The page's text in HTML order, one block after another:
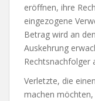
eröffnen, ihre
eingezogene
Betrag wird an
Auskehrung
Rechtsnachfolger
Verletzte, die
machen